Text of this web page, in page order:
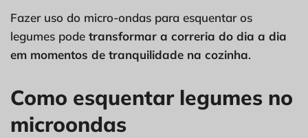
Fazer uso do micro-ondas para esquentar os
legumes pode transformar a correria do dia a dia
em momentos de tranquilidade na cozinha.
Como esquentar legumes no
microondas